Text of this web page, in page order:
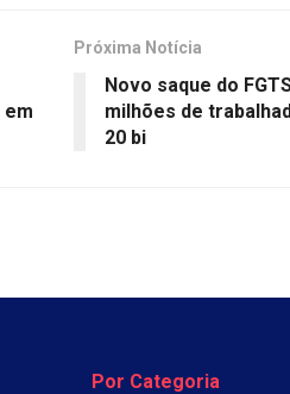
Próxima Notícia
Novo saque do
milhões de
20 bi
Por Categoria